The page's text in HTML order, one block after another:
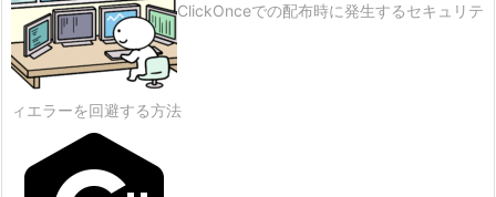
ClickOnceでの配布時に発生するセキュリテ
ィエラーを回避する方法